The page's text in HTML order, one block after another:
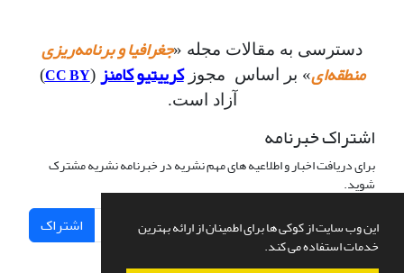
این وب سایت از کوکی ها برای اطمینان از ارائه بهترین
خدمات استفاده می کند.
دسترسی به مقالات مجله «جغرافیا و برنامه‌ریزی
منطقه‌ای» بر اساس مجوزکرییتیو کامنز (
CC BY
)
آزاد است.
اشتراک خبرنامه
برای دریافت اخبار و اطلاعیه های مهم نشریه در خبرنامه نشریه مشترک
شوید.
اشتراک